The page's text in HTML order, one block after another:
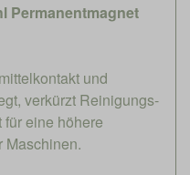
Permanentmagnet
und
verkürzt Reinigungs-
eine höhere
Maschinen.